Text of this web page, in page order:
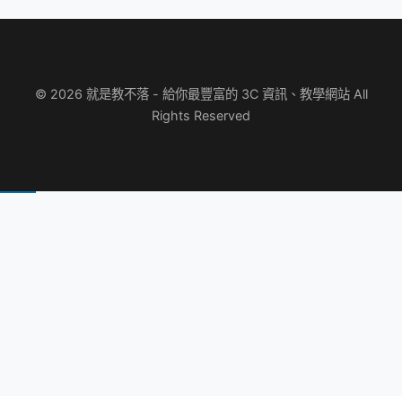
© 2026 就是教不落 - 給你最豐富的 3C 資訊、教學網站 All
Rights Reserved